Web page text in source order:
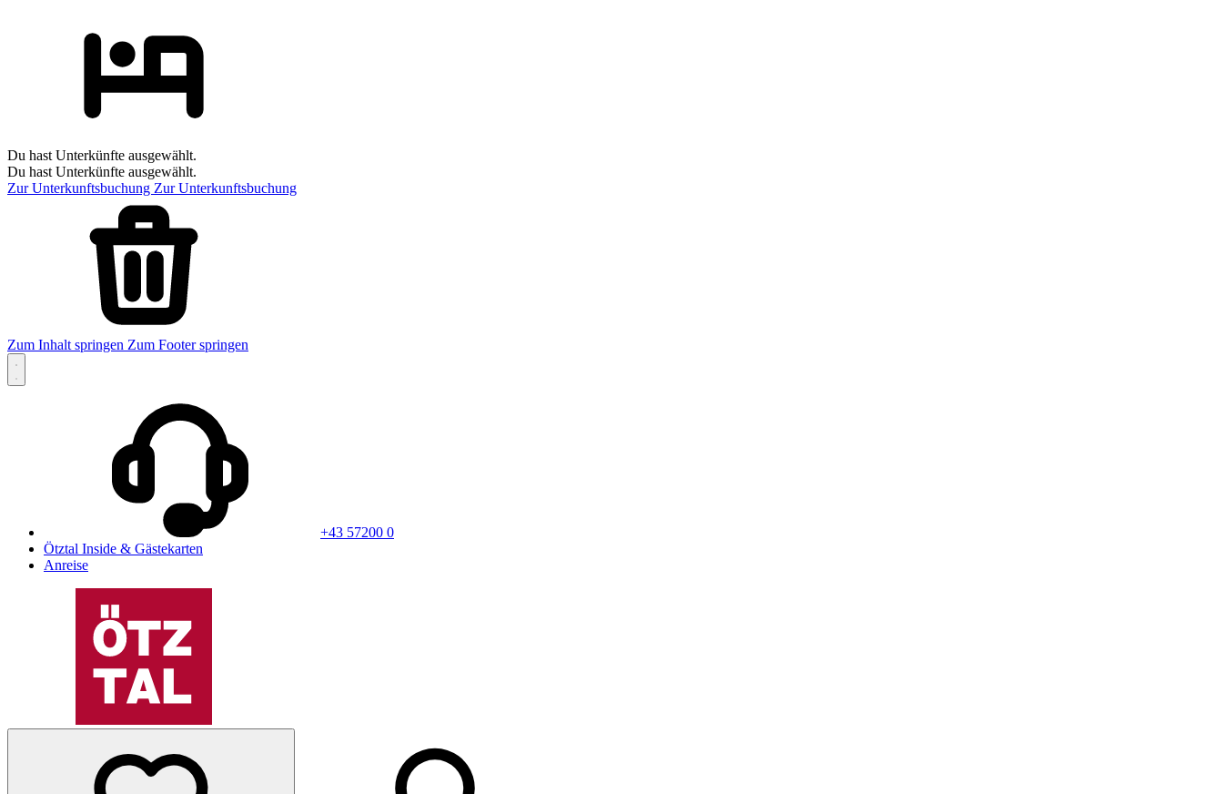
Du hast Unterkünfte ausgewählt.
Du hast Unterkünfte ausgewählt.
Zur Unterkunftsbuchung Zur Unterkunftsbuchung
Zum Inhalt springen Zum Footer springen
+43 57200 0
Ötztal Inside & Gästekarten
Anreise